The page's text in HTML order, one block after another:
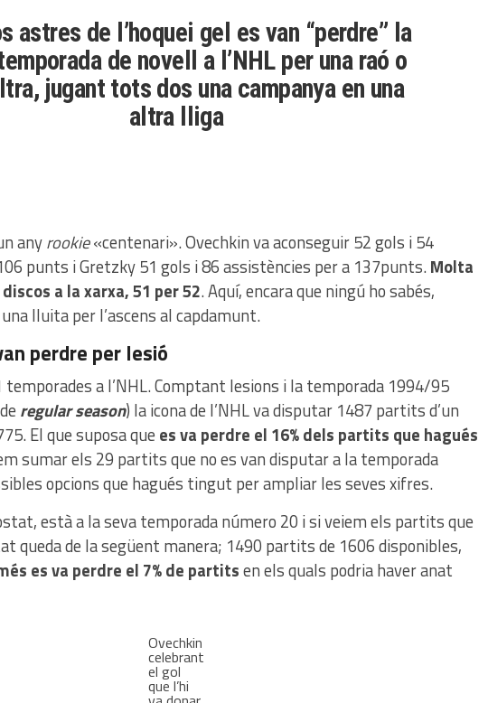
astres de l’hoquei gel es van “perdre” la
de novell a l’NHL per una raó o
jugant tots dos una campanya en una
altra lliga
anyrookie«centenari». Ovechkin va aconseguir 52 gols i 54
punts i Gretzky 51 gols i 86 assistències per a 137punts.Molta
a la xarxa, 51 per 52. Aquí, encara que ningú ho sabés,
lluita per l’ascens al capdamunt.
perdre per lesió
a l’NHL. Comptant lesions i la temporada 1994/95
regular season) la icona de l’NHL va disputar 1487 partits d’un
El que suposa que es va perdre el 16% dels partits que hagués
sumar els 29 partits que no es van disputar a la temporada
opcions que hagués tingut per ampliar les seves xifres.
està a la seva temporada número 20 i si veiem els partits que
queda de la següent manera; 1490 partits de 1606 disponibles,
es va perdre el 7% de partitsen els quals podria haver anat
Ovechkin
celebrant
el gol
que l’hi